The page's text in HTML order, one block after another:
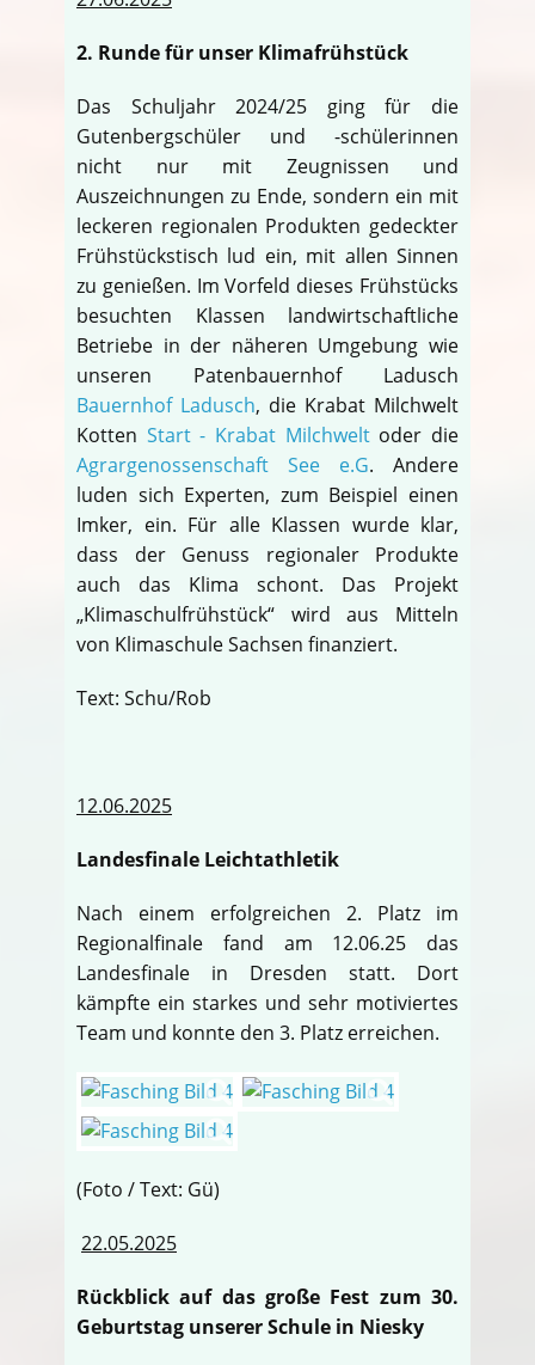
2. Runde für unser Klimafrühstück
Das Schuljahr 2024/25 ging für die
Gutenbergschüler und -schülerinnen
nicht nur mit Zeugnissen und
Auszeichnungen zu Ende, sondern ein mit
leckeren regionalen Produkten gedeckter
Frühstückstisch lud ein, mit allen Sinnen
zu genießen. Im Vorfeld dieses Frühstücks
besuchten Klassen landwirtschaftliche
Betriebe in der näheren Umgebung wie
unseren Patenbauernhof Ladusch
Bauernhof Ladusch, die Krabat Milchwelt
Kotten Start - Krabat Milchweltoder die
Agrargenossenschaft See e.G. Andere
luden sich Experten, zum Beispiel einen
Imker, ein. Für alle Klassen wurde klar,
dass der Genuss regionaler Produkte
auch das Klima schont. Das Projekt
„Klimaschulfrühstück“ wird aus Mitteln
von Klimaschule Sachsen finanziert.
Text: Schu/Rob
12.06.2025
Landesfinale Leichtathletik
Nach einem erfolgreichen 2. Platz im
Regionalfinale fand am 12.06.25 das
Landesfinale in Dresden statt. Dort
kämpfte ein starkes und sehr motiviertes
Team und konnte den 3. Platz erreichen.
(Foto / Text: Gü)
22.05.2025
Rückblick auf das große Fest zum 30.
Geburtstag unserer Schule in Niesky